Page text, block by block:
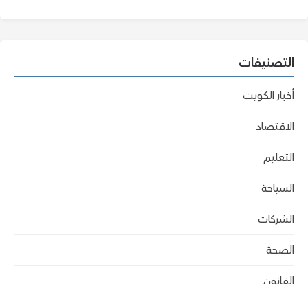
التصنيفات
أخبار الكويت
الاقتصاد
التعليم
السياحة
الشركات
الصحة